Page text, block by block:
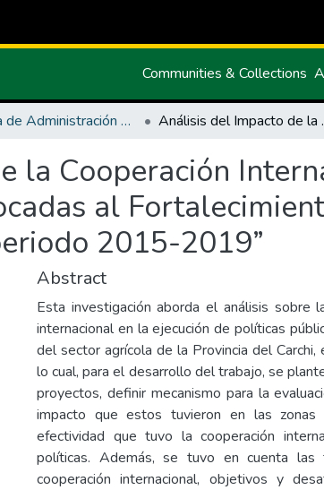
Communities & Collections
Carrera de Administración Pública Análisis del Impacto de la
la Cooperación
al
2015-2019”
Abstract
Esta investigación aborda el análisis sobre
internacional en la ejecución de políticas
del sector agrícola de la Provincia del
lo cual, para el desarrollo del trabajo, se
proyectos, definir mecanismo para la
impacto que estos tuvieron en las zonas
efectividad que tuvo la cooperación
políticas. Además, se tuvo en cuenta
cooperación internacional, objetivos y